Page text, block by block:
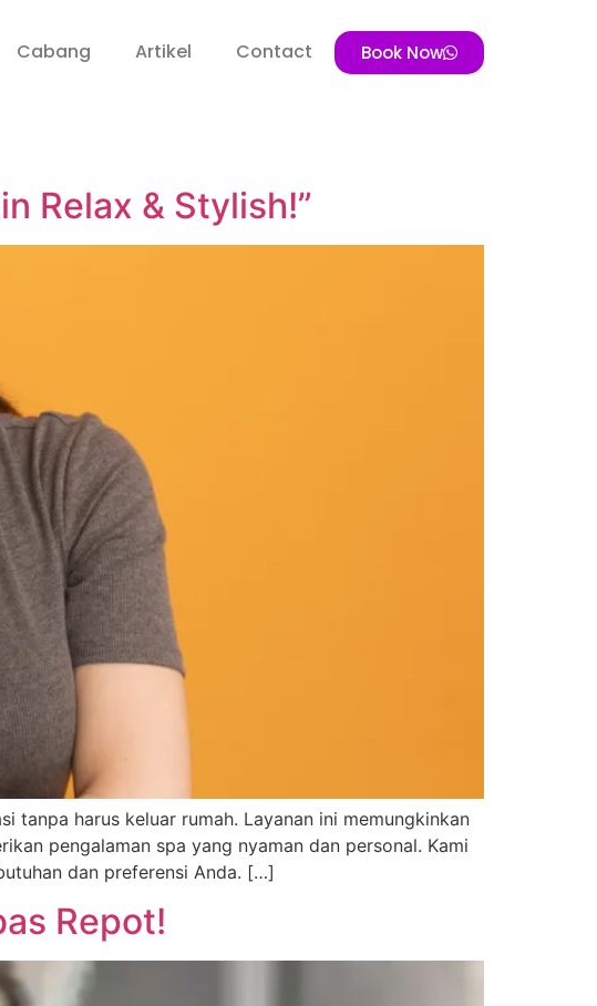
Cabang Artikel Contact Book Now
Relax & Stylish!”
tanpa harus keluar rumah. Layanan ini memungkinkan
pengalaman spa yang nyaman dan personal. Kami
dan preferensi Anda. […]
Repot!